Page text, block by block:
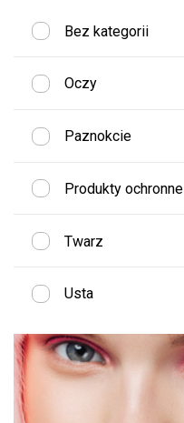
Bez kategorii
Oczy
Paznokcie
Produkty ochronne
Twarz
Usta